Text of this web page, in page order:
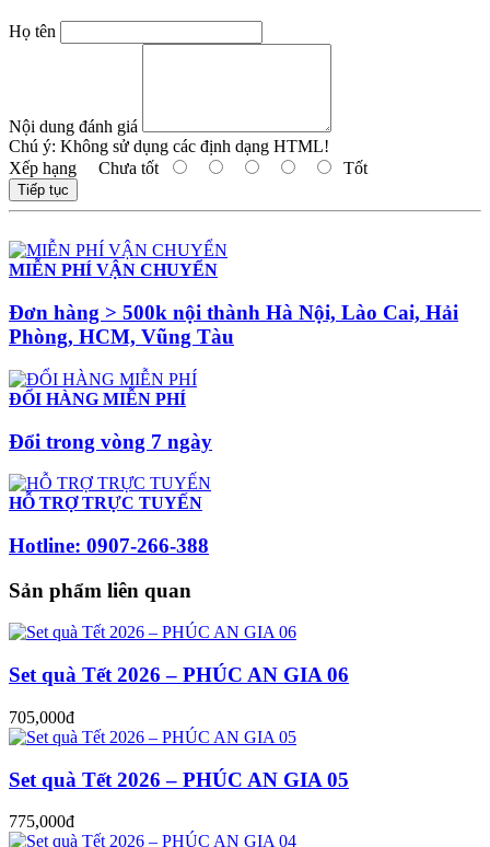
Họ tên
Nội dung đánh giá
Chú ý: Không sử dụng các định dạng HTML!
Xếp hạng Chưa tốt Tốt
Tiếp tục
MIỄN PHÍ VẬN CHUYỂN
Đơn hàng > 500k nội thành Hà Nội, Lào Cai, Hải
Phòng, HCM, Vũng Tàu
ĐỔI HÀNG MIỄN PHÍ
Đổi trong vòng 7 ngày
HỖ TRỢ TRỰC TUYẾN
Hotline: 0907-266-388
Sản phẩm liên quan
Set quà Tết 2026 – PHÚC AN GIA 06
705,000đ
Set quà Tết 2026 – PHÚC AN GIA 05
775,000đ